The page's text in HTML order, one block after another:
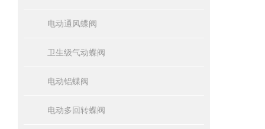
电动通风蝶阀
卫生级气动蝶阀
电动铝蝶阀
电动多回转蝶阀